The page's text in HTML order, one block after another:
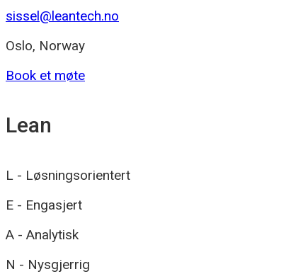
sissel@leantech.no
Oslo, Norway
Book et møte
Lean
L - Løsningsorientert
E - Engasjert
A - Analytisk
N - Nysgjerrig